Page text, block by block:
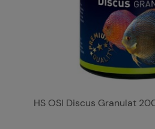
HS OSI Discus Granulat